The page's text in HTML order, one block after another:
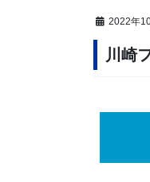
2022年
川崎